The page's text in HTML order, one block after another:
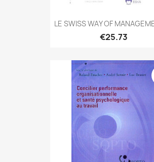
LE SWISS WAY OF
€25.73